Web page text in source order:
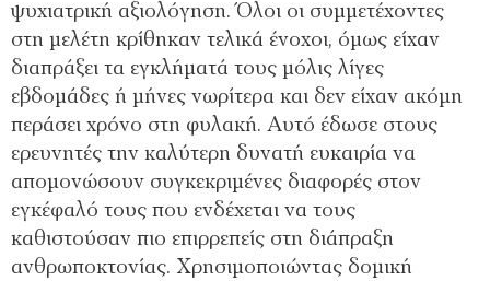
ψυχιατρική αξιολόγηση. Όλοι οι συμμετέχοντες
στη μελέτη κρίθηκαν τελικά ένοχοι, όμως είχαν
διαπράξει τα εγκλήματά τους μόλις λίγες
εβδομάδες ή μήνες νωρίτερα και δεν είχαν ακόμη
περάσει χρόνο στη φυλακή. Αυτό έδωσε στους
ερευνητές την καλύτερη δυνατή ευκαιρία να
απομονώσουν συγκεκριμένες διαφορές στον
εγκέφαλό τους που ενδέχεται να τους
καθιστούσαν πιο επιρρεπείς στη διάπραξη
ανθρωποκτονίας. Χρησιμοποιώντας δομική